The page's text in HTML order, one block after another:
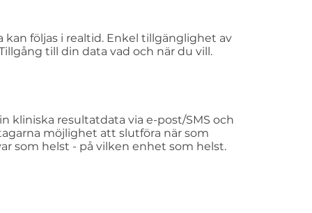
kan följas i realtid. Enkel tillgänglighet av
till din data vad och när du vill.
kliniska resultatdata via e-post/SMS och
möjlighet att slutföra när som
som helst - på vilken enhet som helst.